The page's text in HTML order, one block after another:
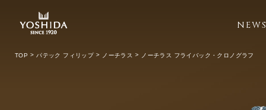
NEWS
TOP パテック フィリップ ノーチラス ノーチラス フライバック・クロノグラフ